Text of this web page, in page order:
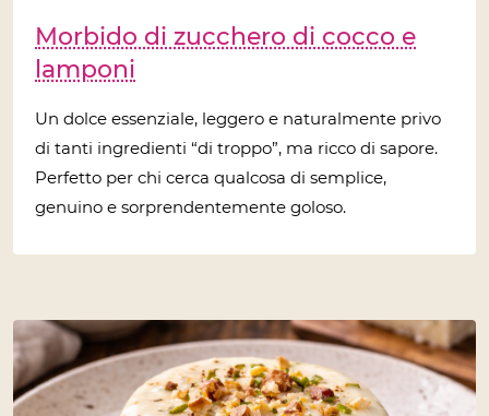
Morbido di zucchero di cocco e
lamponi
Un dolce essenziale, leggero e naturalmente privo
di tanti ingredienti “di troppo”, ma ricco di sapore.
Perfetto per chi cerca qualcosa di semplice,
genuino e sorprendentemente goloso.